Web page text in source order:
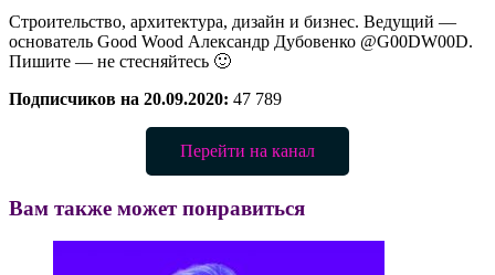
Строительство, архитектура, дизайн и бизнес. Ведущий —
основатель Good Wood Александр Дубовенко @G00DW00D.
Пишите — не стесняйтесь 🙂
Подписчиков на 20.09.2020: 47 789
Перейти на канал
Вам также может понравиться